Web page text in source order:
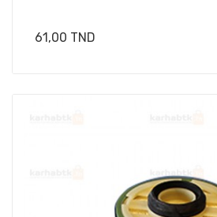
Prix
61,00 TND